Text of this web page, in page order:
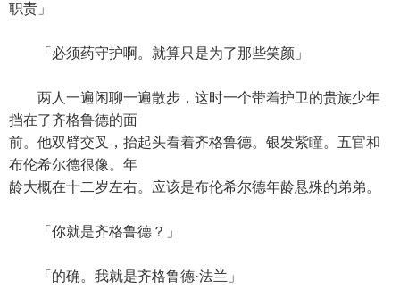
职责」
「必须药守护啊。就算只是为了那些笑颜」
两人一遍闲聊一遍散步，这时一个带着护卫的贵族少年
挡在了齐格鲁德的面
前。他双臂交叉，抬起头看着齐格鲁德。银发紫瞳。五官和
布伦希尔德很像。年
龄大概在十二岁左右。应该是布伦希尔德年龄悬殊的弟弟。
「你就是齐格鲁德？」
「的确。我就是齐格鲁德·法兰」